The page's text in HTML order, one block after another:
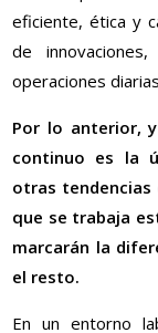
eficiente, ética y
de
operaciones
Por lo anterior,
continuo es la
otras
que se trabaja
marcarán la
el resto.
En un entorno